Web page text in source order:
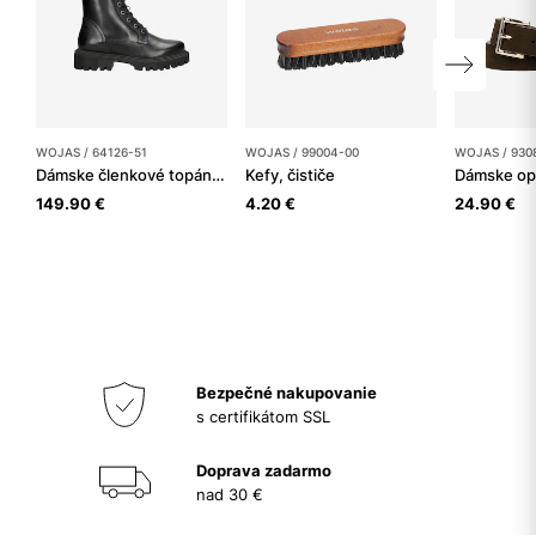
WOJAS / 64126-51
Dámske členkové topánky
149.90 €
WOJAS / 99004-00
Kefy, čističe
4.20 €
WOJAS /
Dámske
24.90 €
Bezpečné nakupovanie
s certifikátom SSL
Doprava zadarmo
nad 30 €